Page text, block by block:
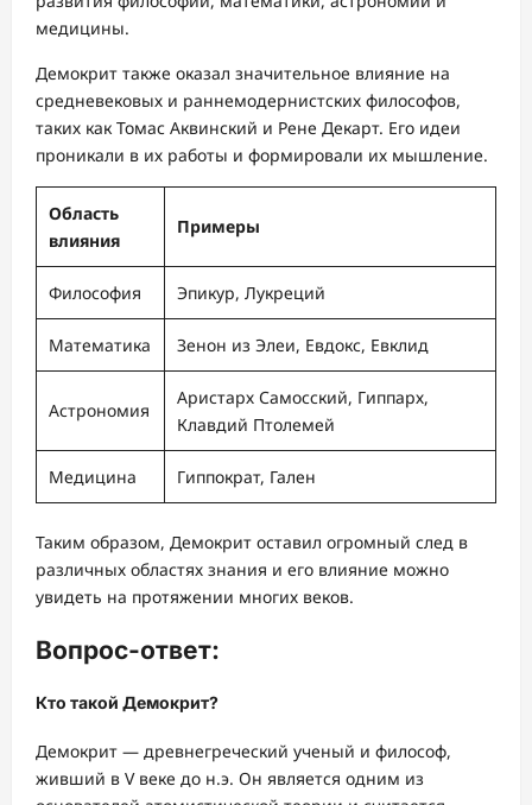
медицины.
Демокрит также оказал значительное влияние на
средневековых и раннемодернистских философов,
таких как Томас Аквинский и Рене Декарт. Его идеи
проникали в их работы и формировали их мышление.
Область
влияния
Примеры
Философия Эпикур, Лукреций
Математика Зенон из Элеи, Евдокс, Евклид
Астрономия
Аристарх Самосский, Гиппарх,
Клавдий Птолемей
Медицина Гиппократ, Гален
Таким образом, Демокрит оставил огромный след в
различных областях знания и его влияние можно
увидеть на протяжении многих веков.
Вопрос-ответ:
Кто такой Демокрит?
Демокрит — древнегреческий ученый и философ,
живший в V веке до н.э. Он является одним из